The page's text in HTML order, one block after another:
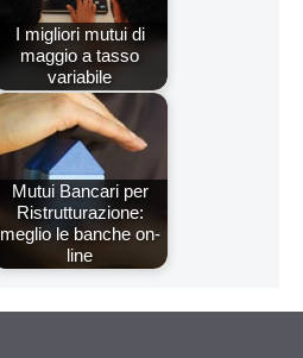
I migliori mutui di
maggio a tasso
variabile
Mutui Bancari per
Ristrutturazione:
meglio le banche on-
line